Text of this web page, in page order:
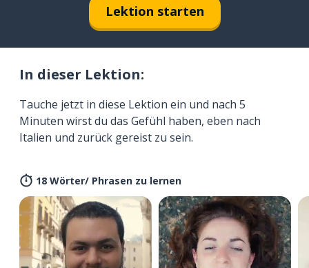
Lektion starten
In dieser Lektion:
Tauche jetzt in diese Lektion ein und nach 5
Minuten wirst du das Gefühl haben, eben nach
Italien und zurück gereist zu sein.
18 Wörter/ Phrasen zu lernen